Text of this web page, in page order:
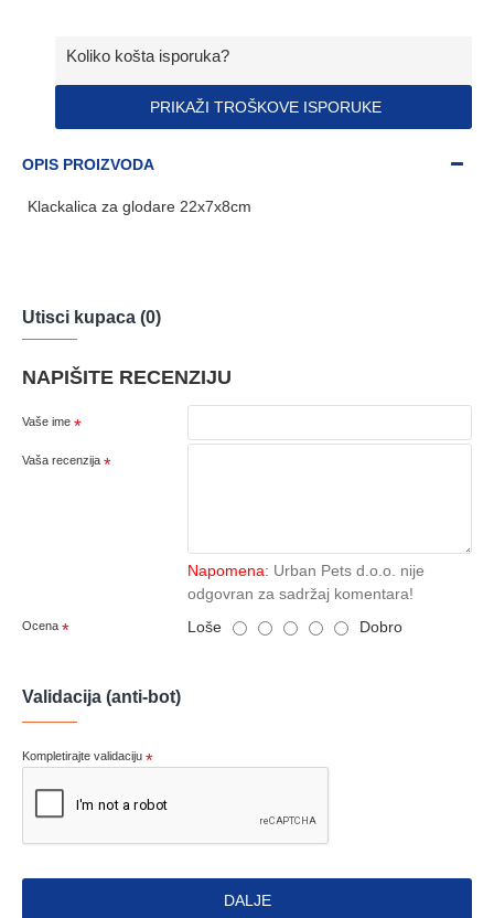
Koliko košta isporuka?
PRIKAŽI TROŠKOVE ISPORUKE
OPIS PROIZVODA
Klackalica za glodare 22x7x8cm
Utisci kupaca (0)
NAPIŠITE RECENZIJU
Vaše ime
Vaša recenzija
Napomena: Urban Pets d.o.o. nije
odgovran za sadržaj komentara!
Ocena Loše Dobro
Validacija (anti-bot)
Kompletirajte validaciju
DALJE